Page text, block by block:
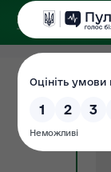
03.01.2019
Документ